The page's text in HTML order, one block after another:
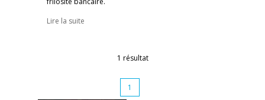
Lire la suite
1 résultat
1